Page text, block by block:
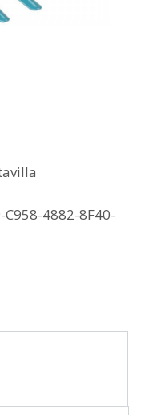
4882-8F40-